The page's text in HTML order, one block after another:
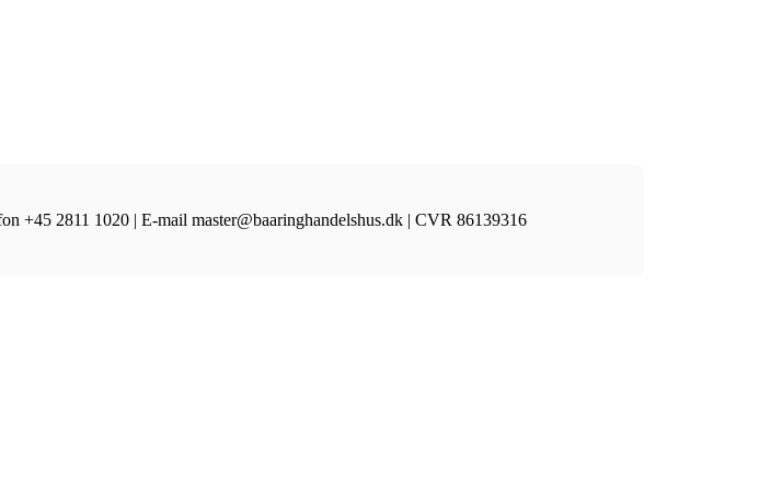
+45 2811 1020 | E-mail master@baaringhandelshus.dk | CVR 86139316